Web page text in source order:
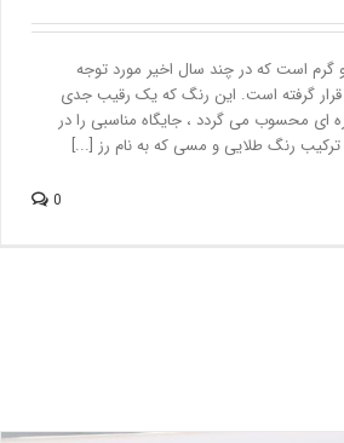
است که در چند سال اخیر مورد توجه
گرفته است. این رنگ که یک رقیب جدی
محسوب می گردد ، جایگاه مناسبی را در
رنگ طلایی و مسی که به نام رز [...]